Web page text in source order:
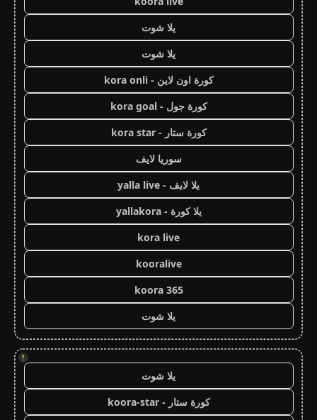
يلا شوت
يلا شوت
كورة اون لاين - kora onli
كورة جول - kora goal
كورة ستار - kora star
سوريا لايف
يلا لايف - yalla live
يلا كورة - yallakora
kora live
kooralive
koora 365
يلا شوت
!
يلا شوت
كورة ستار - koora-star